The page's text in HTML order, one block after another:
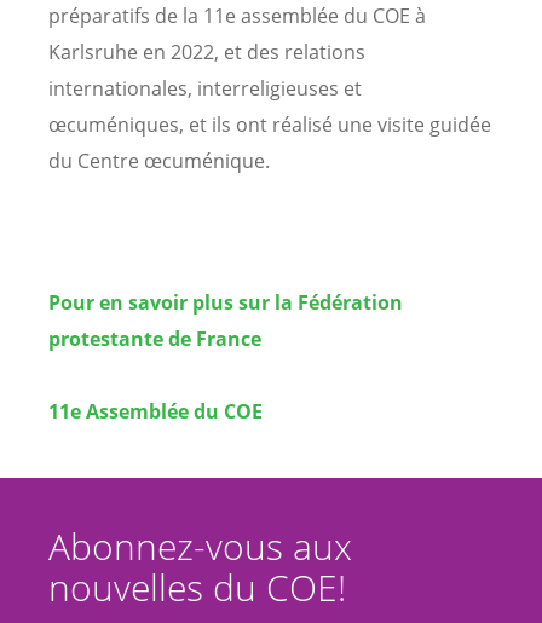
préparatifs de la 11e assemblée du COE à
Karlsruhe en 2022, et des relations
internationales, interreligieuses et
œcuméniques, et ils ont réalisé une visite guidée
du Centre œcuménique.
Pour en savoir plus sur la Fédération
protestante de France
11e Assemblée du COE
Abonnez-vous aux
nouvelles du COE!